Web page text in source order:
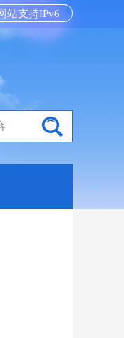
站支持IPv6